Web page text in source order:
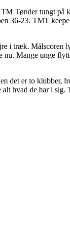
Tønder tungt
36-23. TMT
i træk. Målscoren
nu. Mange unge
det er to klubber,
hvad de har i